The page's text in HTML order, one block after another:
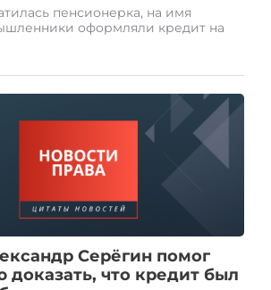
пенсионерка, на имя
оформляли кредит на
Серёгин помог
доказать, что кредит был